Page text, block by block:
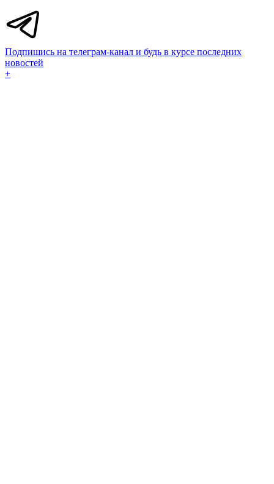
Подпишись на телеграм-канал и будь в курсе последних
новостей
+